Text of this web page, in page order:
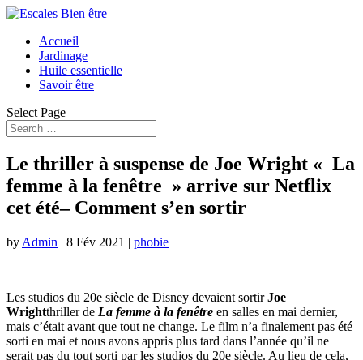
Accueil
Jardinage
Huile essentielle
Savoir être
Select Page
Le thriller à suspense de Joe Wright « La
femme à la fenêtre » arrive sur Netflix
cet été– Comment s’en sortir
by Admin | 8 Fév 2021 | phobie
Les studios du 20e siècle de Disney devaient sortirJoe
Wrightthriller de La femme à la fenêtre en salles en mai dernier,
mais c’était avant que tout ne change. Le film n’a finalement pas été
sorti en mai et nous avons appris plus tard dans l’année qu’il ne
serait pas du tout sorti par les studios du 20e siècle. Au lieu de cela,